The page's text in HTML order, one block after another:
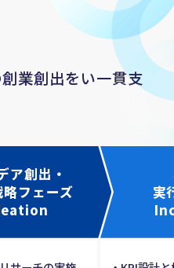
業創出をい一貫支
ア創出・
フェーズ
実